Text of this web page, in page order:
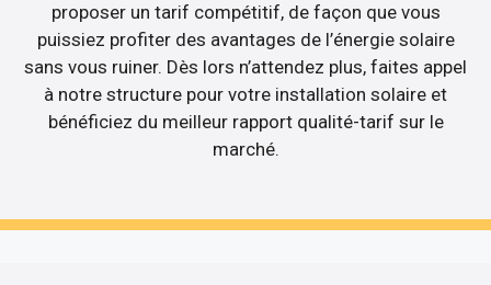
proposer un tarif compétitif, de façon que vous
puissiez profiter des avantages de l’énergie solaire
sans vous ruiner. Dès lors n’attendez plus, faites appel
à notre structure pour votre installation solaire et
bénéficiez du meilleur rapport qualité-tarif sur le
marché.